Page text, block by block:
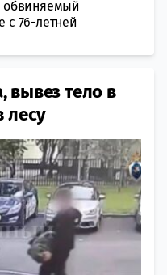
обвиняемый
с 76-летней
вывез тело в
лесу